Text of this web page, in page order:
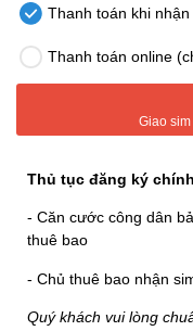
Thanh toán khi nhận
Thanh toán online
Giao
Thủ tục đăng ký
- Căn cước công dân
thuê bao
- Chủ thuê bao nhận
Quý khách vui lòng